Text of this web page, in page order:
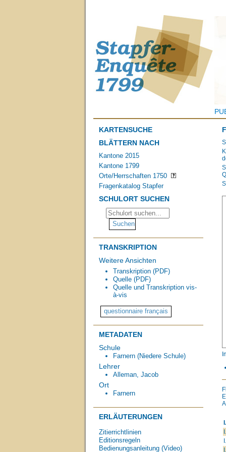
KARTENSUCHE
BLÄTTERN NACH
Kantone 2015
Kantone 1799
Orte/Herrschaften 1750
Fragenkatalog Stapfer
SCHULORT SUCHEN
TRANSKRIPTION
Weitere Ansichten
Transkription (PDF)
Quelle (PDF)
Quelle und Transkription vis-
à-vis
METADATEN
Schule
Farnern (Niedere Schule)
Lehrer
Alleman, Jacob
Ort
Farnern
ERLÄUTERUNGEN
Zitierrichtlinien
Editionsregeln
Bedienungsanleitung (Video)